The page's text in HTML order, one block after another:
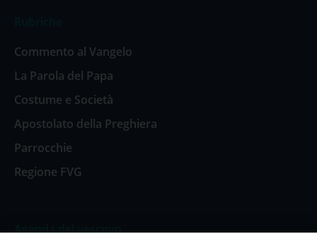
Commento al Vangelo
La Parola del Papa
Costume e Società
Apostolato della Preghiera
Parrocchie
Regione FVG
Agenda del vescovo